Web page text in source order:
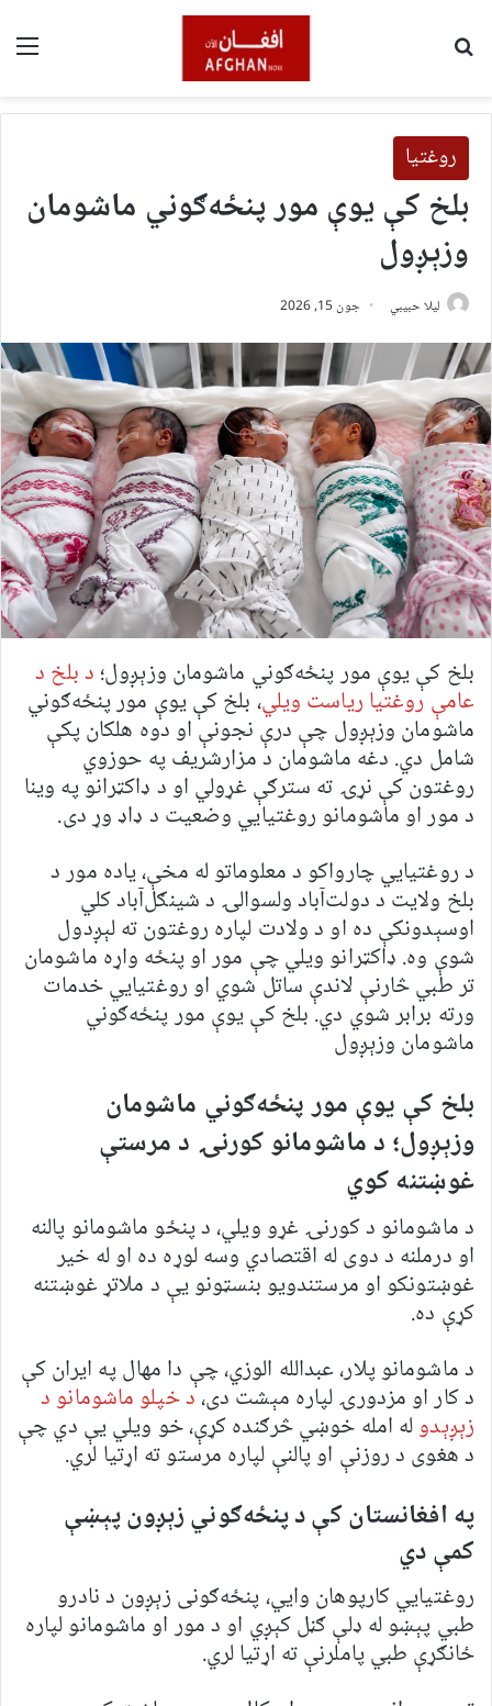
روغتیا
بلخ کې یوې مور پنځه‌ګوني ماشومان
وزېږول
لیلا حبيبي جون 15, 2026
بلخ کې یوې مور پنځه‌ګوني ماشومان وزېږول؛ د بلخ د
عامې روغتیا ریاست ویلي، بلخ کې یوې مور پنځه‌ګوني
ماشومان وزېږول چې درې نجونې او دوه هلکان پکې
شامل دي. دغه ماشومان د مزارشریف په حوزوي
روغتون کې نړۍ ته سترګې غړولي او د ډاکټرانو په وینا
د مور او ماشومانو روغتیايي وضعیت د ډاډ وړ دی.
د روغتیايي چارواکو د معلوماتو له مخې، یاده مور د
بلخ ولایت د دولت‌آباد ولسوالۍ د شینګل‌آباد کلي
اوسېدونکې ده او د ولادت لپاره روغتون ته لېږدول
شوې وه. ډاکټرانو ویلي چې مور او پنځه واړه ماشومان
تر طبي څارنې لاندې ساتل شوي او روغتیايي خدمات
ورته برابر شوي دي. بلخ کې یوې مور پنځه‌ګوني
ماشومان وزېږول
بلخ کې یوې مور پنځه‌ګوني ماشومان
وزېږول؛ د ماشومانو کورنۍ د مرستې
غوښتنه کوي
د ماشومانو د کورنۍ غړو ویلي، د پنځو ماشومانو پالنه
او درملنه د دوی له اقتصادي وسه لوړه ده او له خیر
غوښتونکو او مرستندویو بنسټونو یې د ملاتړ غوښتنه
کړې ده.
د ماشومانو پلار، عبدالله الوزي، چې دا مهال په ایران کې
د کار او مزدورۍ لپاره مېشت دی،د خپلو ماشومانو د
زېږېدوله امله خوښي څرګنده کړې، خو ویلي یې دي چې
د هغوی د روزنې او پالنې لپاره مرستو ته اړتیا لري.
په افغانستان کې د پنځه‌ګوني زېږون پېښې
کمې دي
روغتیايي کارپوهان وایي، پنځه‌ګونی زېږون د نادرو
طبي پېښو له ډلې ګڼل کېږي او د مور او ماشومانو لپاره
ځانګړې طبي پاملرنې ته اړتیا لري.